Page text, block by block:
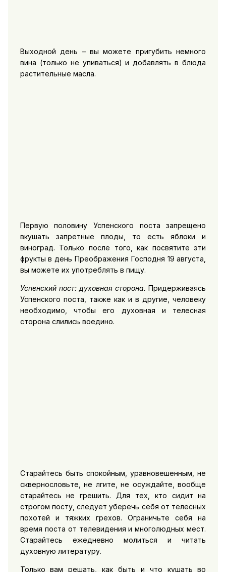
Выходной день – вы можете пригубить немного
вина (только не упиваться) и добавлять в блюда
растительные масла.
Первую половину Успенского поста запрещено
вкушать запретные плоды, то есть яблоки и
виноград. Только после того, как посвятите эти
фрукты в день Преображения Господня 19 августа,
вы можете их употреблять в пищу.
Успенский пост: духовная сторона. Придерживаясь
Успенского поста, также как и в другие, человеку
необходимо, чтобы его духовная и телесная
сторона слились воедино.
Старайтесь быть спокойным, уравновешенным, не
сквернословьте, не лгите, не осуждайте, вообще
старайтесь не грешить. Для тех, кто сидит на
строгом посту, следует уберечь себя от телесных
похотей и тяжких грехов. Ограничьте себя на
время поста от телевидения и многолюдных мест.
Старайтесь ежедневно молиться и читать
духовную литературу.
Только вам решать, как быть и что кушать во